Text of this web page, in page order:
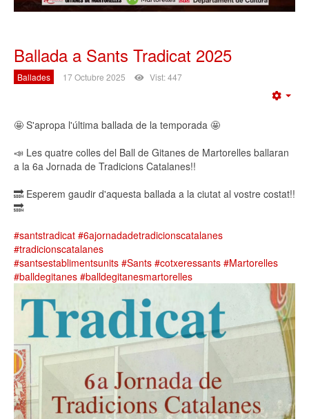
Ballada a Sants Tradicat 2025
Ballades 17 Octubre 2025 Vist: 447
🤩 S'apropa l'última ballada de la temporada 🤩
📣 Les quatre colles del Ball de Gitanes de Martorelles ballaran
a la 6a Jornada de Tradicions Catalanes!!
🔜 Esperem gaudir d'aquesta ballada a la ciutat al vostre costat!!
🔜
#santstradicat #6ajornadadetradicionscatalanes
#tradicionscatalanes
#santsestablimentsunits #Sants #cotxeressants #Martorelles
#balldegitanes #balldegitanesmartorelles